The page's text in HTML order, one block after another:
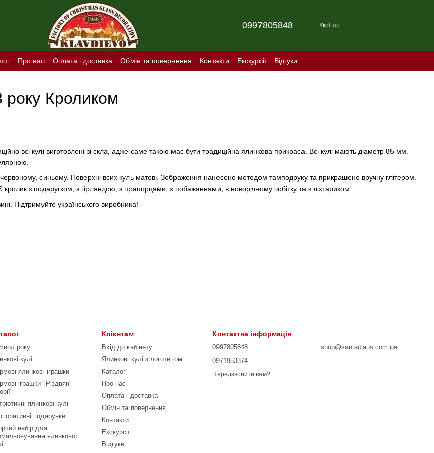
0997805848 УкрEng
Про нас Оплата і доставка Обмін та повернення Контакти Екскурсії Відгуки
року Кроликом
всі кулі виготовлені зі скла, адже саме такою має бути традиційна ялинкова прикраса. Всі кулі мають діаметр 85 мм.
червоному, синьому. Поверхні всих куль матові. Зображення нанесено методом тамподруку та прикрашено вручну глітером.
з подаругком, з гірляндою, з прапорцями, з побажаннями, в новорічному чобітку та з ліхтариком.
Підтримуйте українського виробника!
року
кулі
ялинкові іграшки
іграшки "Різдвяні
ялинкові кулі
подарунки
набір для
ялинкової
Клієнтам
Вхід до кабінету
Ялинкові кулі з логотипом
Каталог
Про нас
Оплата і доставка
Обмін та повернення
Контакти
Екскурсії
Відгуки
Контактна інформація
0997805848
0971953374
Передзвонити вам?
shop@santaclaus.com.ua